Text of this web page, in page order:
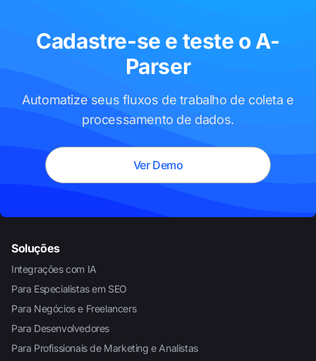
Cadastre-se e teste o A-
Parser
Automatize seus fluxos de trabalho de coleta e
processamento de dados.
Ver Demo
Soluções
Integrações com IA
Para Especialistas em SEO
Para Negócios e Freelancers
Para Desenvolvedores
Para Profissionais de Marketing e Analistas